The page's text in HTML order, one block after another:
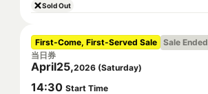
Sold Out
First-Come, First-Served Sale Sale Ended
当日券
April25,2026 (Saturday)
14:30 Start Time